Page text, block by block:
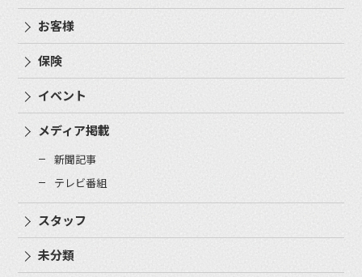
お客様
保険
イベント
メディア掲載
新聞記事
テレビ番組
スタッフ
未分類